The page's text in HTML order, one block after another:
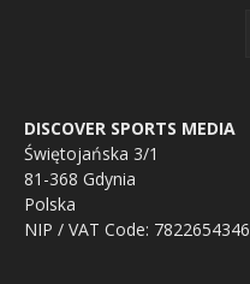
DISCOVER SPORTS MEDIA
Świętojańska 3/1
81-368 Gdynia
Polska
NIP / VAT Code: 7822654346